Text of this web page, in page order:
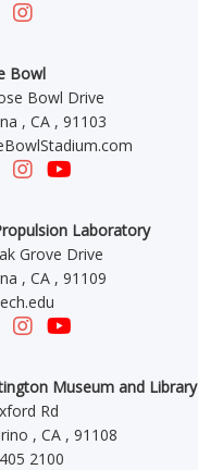
Bowl
Bowl Drive
, CA , 91103
Laboratory
Grove Drive
, CA , 91109
Museum and Library
Rd
, CA , 91108
2100